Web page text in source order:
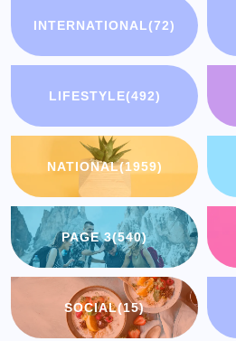
INTERNATIONAL(72)
LIFESTYLE(492)
NATIONAL(1959)
PAGE 3(540)
SOCIAL(15)